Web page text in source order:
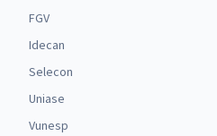
FGV
Idecan
Selecon
Uniase
Vunesp